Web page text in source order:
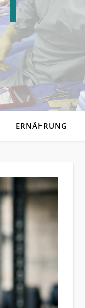
ERNÄHRUNG